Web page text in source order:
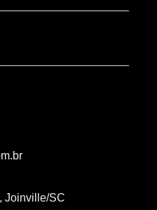
Joinville/SC